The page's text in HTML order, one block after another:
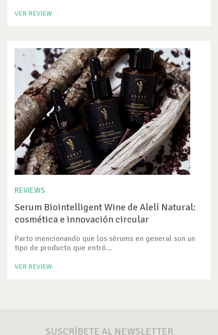
VER REVIEW
REVIEWS
Serum Biointelligent Wine de Alelí Natural:
cosmética e innovación circular
Parto mencionando que los sérums en general son un
tipo de producto que entró...
VER REVIEW
SUSCRÍBETE AL NEWSLETTER